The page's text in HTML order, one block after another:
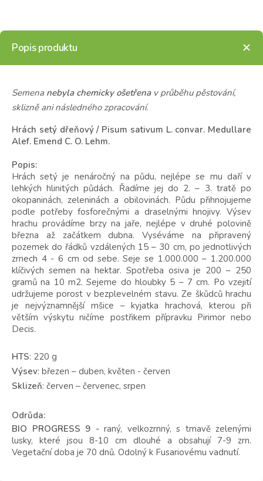
Popis produktu
Semena nebyla chemicky ošetřena v průběhu pěstování,
sklizně ani následného zpracování.
Hrách setý dřeňový / Pisum sativum L. convar. Medullare
Alef. Emend C. O. Lehm.
Popis:
Hrách setý je nenáročný na půdu, nejlépe se mu daří v
lehkých hlinitých půdách. Řadíme jej do 2. – 3. tratě po
okopaninách, zeleninách a obilovinách. Půdu přihnojujeme
podle potřeby fosforečnými a draselnými hnojivy. Výsev
hrachu provádíme brzy na jaře, nejlépe v druhé polovině
března až začátkem dubna. Vyséváme na připravený
pozemek do řádků vzdálených 15 – 30 cm, po jednotlivých
zrnech 4 - 6 cm od sebe. Seje se 1.000.000 – 1.200.000
klíčivých semen na hektar. Spotřeba osiva je 200 – 250
gramů na 10 m2. Sejeme do hloubky 5 – 7 cm. Po vzejití
udržujeme porost v bezplevelném stavu. Ze škůdců hrachu
je nejvýznamnější mšice – kyjatka hrachová, kterou při
větším výskytu ničíme postřikem přípravku Pirimor nebo
Decis.
HTS: 220 g
Výsev: březen – duben, květen - červen
Sklizeň: červen – červenec, srpen
Odrůda:
BIO PROGRESS 9 - raný, velkozrnný, s tmavě zelenými
lusky, které jsou 8-10 cm dlouhé a obsahují 7-9 zrn.
Vegetační doba je 70 dnů. Odolný k Fusariovému vadnutí.